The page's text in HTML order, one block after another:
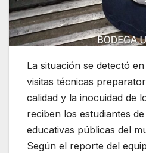
La situación se detectó
visitas técnicas
calidad y la inocuidad de
reciben los estudiantes
educativas públicas del
Según el reporte del